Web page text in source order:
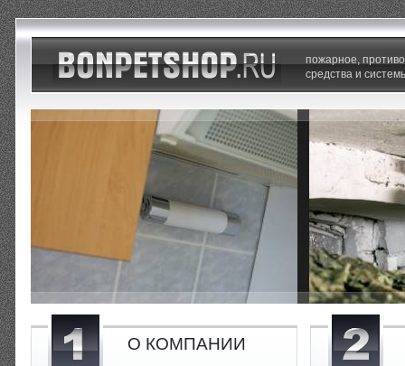
пожарное,
средства и
О КОМПАНИИ